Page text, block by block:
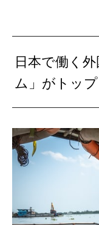
日本で働く
ム」がトップ